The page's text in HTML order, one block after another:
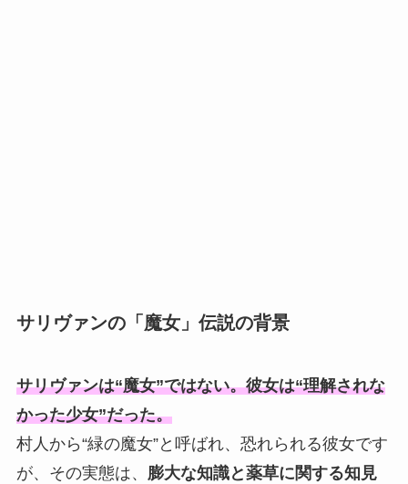
サリヴァンの「魔女」伝説の背景
サリヴァンは“魔女”ではない。彼女は“理解されな
かった少女”だった。
村人から“緑の魔女”と呼ばれ、恐れられる彼女です
が、その実態は、 膨大な知識と薬草に関する知見